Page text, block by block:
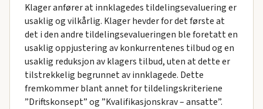
Klager anfører at innklagedes tildelingsevaluering er
usaklig og vilkårlig. Klager hevder for det første at
det i den andre tildelingsevalueringen ble foretatt en
usaklig oppjustering av konkurrentenes tilbud og en
usaklig reduksjon av klagers tilbud, uten at dette er
tilstrekkelig begrunnet av innklagede. Dette
fremkommer blant annet for tildelingskriteriene
”Driftskonsept” og ”Kvalifikasjonskrav – ansatte”.